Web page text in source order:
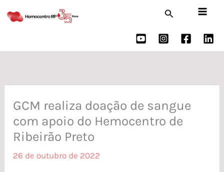
para
conteúdo
Pesquisar
GCM realiza doação de sangue
com apoio do Hemocentro de
Ribeirão Preto
26 de outubro de 2022